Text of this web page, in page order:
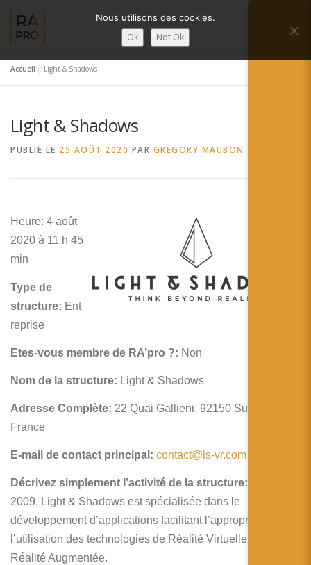
contenu
Menu
SERVICES RA’PRO ACTUALITÉ DE LA RA
Deutsch
Accueil »Light & Shadows
Light & Shadows
PUBLIÉ LE 25 AOÛT 2020 PAR GRÉGORY MAUBON
Heure: 4 août
2020 à 11 h 45
min
Type de
structure: Ent
reprise
Etes-vous membre de RA’pro ?: Non
Nom de la structure: Light & Shadows
Adresse Complète: 22 Quai Gallieni, 92150 Suresnes,
France
E-mail de contact principal: contact@ls-vr.com
Décrivez simplement l’activité de la structure:
2009, Light & Shadows est spécialisée dans le
développement d’applications facilitant l’appropriation et
l’utilisation des technologies de Réalité Virtuelle et de
Réalité Augmentée.
Nous utilisons des cookies.
Ok Not Ok